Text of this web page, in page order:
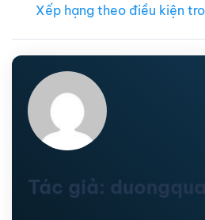
Xếp hạng theo điều kiện
Tác giả: